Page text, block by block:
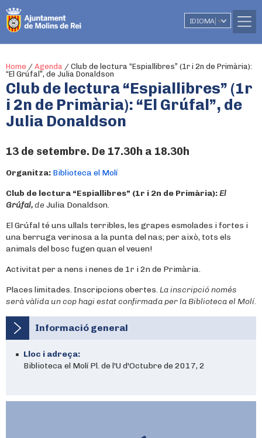
IDIOMA ▼
Home / Agenda / Club de lectura “Espiallibres” (1r i 2n de Primària):
“El Grúfal”, de Julia Donaldson
Club de lectura “Espiallibres” (1r
i 2n de Primària): “El Grúfal”, de
Julia Donaldson
13 de setembre. De 17.30h a 18.30h
Organitza: Biblioteca el Molí
Club de lectura “Espiallibres” (1r i 2n de Primària):El
Grúfal,deJulia Donaldson.
El Grúfal té uns ullals terribles, les grapes esmolades i fortes i
una berruga verinosa a la punta del nas; per això, tots els
animals del bosc fugen quan el veuen!
Activitat per a nens i nenes de 1r i 2n de Primària.
Places limitades. Inscripcions obertes.La inscripció només
serà vàlida un cop hagi estat confirmada per la Biblioteca el Molí.
Informació general
Lloc i adreça:
Biblioteca el Molí Pl. de l'U d'Octubre de 2017, 2